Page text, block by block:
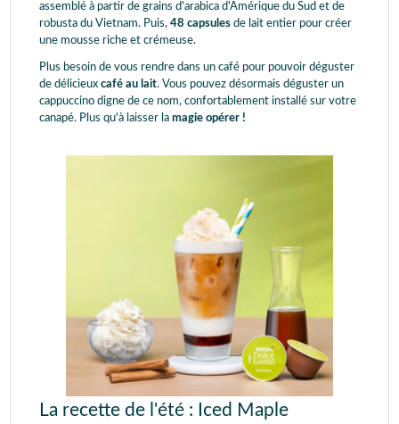
assemblé à partir de grains d'arabica d'Amérique du Sud et de
robusta du Vietnam. Puis, 48 capsules de lait entier pour créer
une mousse riche et crémeuse.
Plus besoin de vous rendre dans un café pour pouvoir déguster
de délicieux café au lait. Vous pouvez désormais déguster un
cappuccino digne de ce nom, confortablement installé sur votre
canapé. Plus qu'à laisser la magie opérer !
La recette de l'été : Iced Maple